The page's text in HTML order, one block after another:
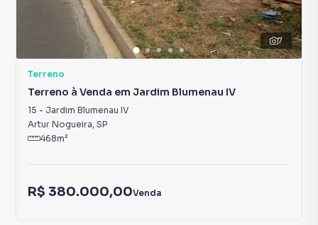
7
Terreno
Terreno à Venda em Jardim Blumenau IV
15 - Jardim Blumenau IV
Artur Nogueira, SP
468m²
R$ 380.000,00Venda